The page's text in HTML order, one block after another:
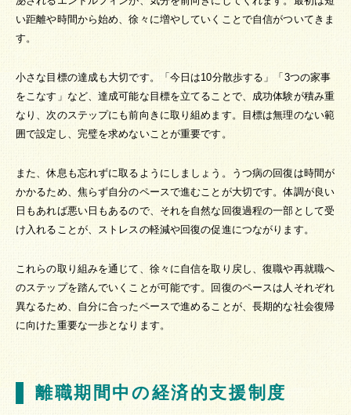
い距離や時間から始め、徐々に増やしていくことで自信がついてきま
す。
小さな目標の達成も大切です。「今日は10分散歩する」「3つの家事
をこなす」など、達成可能な目標を立てることで、成功体験が積み重
なり、次のステップにも前向きに取り組めます。目標は無理のない範
囲で設定し、完璧を求めないことが重要です。
また、休息も忘れずに取るようにしましょう。うつ病の回復は時間が
かかるため、焦らず自分のペースで進むことが大切です。体調が良い
日もあれば悪い日もあるので、それを自然な回復過程の一部として受
け入れることが、ストレスの軽減や回復の促進につながります。
これらの取り組みを通じて、徐々に自信を取り戻し、復職や再就職へ
のステップを踏んでいくことが可能です。回復のペースは人それぞれ
異なるため、自分に合ったペースで進めることが、長期的な社会復帰
に向けた重要な一歩となります。
離職期間中の経済的支援制度